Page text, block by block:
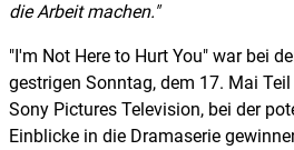
die Arbeit machen."
"I'm Not Here to Hurt You" war bei
gestrigen Sonntag, dem 17. Mai
Sony Pictures Television, bei der
Einblicke in die Dramaserie